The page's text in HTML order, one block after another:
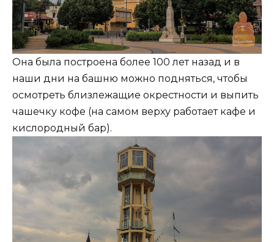
Она была построена более 100 лет назад и в
наши дни на башню можно подняться, чтобы
осмотреть близлежащие окрестности и выпить
чашечку кофе (на самом верху работает кафе и
кислородный бар).